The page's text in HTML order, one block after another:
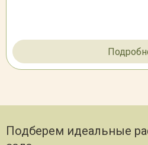
Подберем идеальные